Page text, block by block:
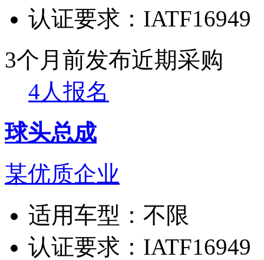
认证要求： IATF16949
3个月前发布近期采购
4人报名
球头总成
某优质企业
适用车型： 不限
认证要求： IATF16949